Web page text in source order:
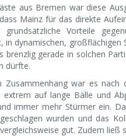
aus Bremen war diese
Mainz für das direkte
grundsätzliche Vorteile
in dynamischen, großflächigen
brenzlig gerade in solchen
dürfte.
Zusammenhang war es nach
extrem auf lange Bälle und
immer mehr Stürmer ein.
wurden und das
gut. Zudem ließ